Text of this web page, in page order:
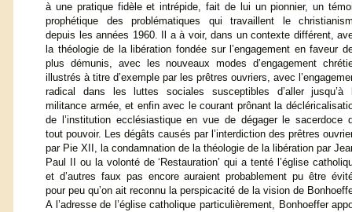
à une pratique fidèle et intrépide, fait de lui un pionnier, un
prophétique des problématiques qui travaillent le
depuis les années 1960. Il a à voir, dans un contexte différent,
la théologie de la libération fondée sur l’engagement en faveur
plus démunis, avec les nouveaux modes d’engagement
illustrés à titre d’exemple par les prêtres ouvriers, avec
radical dans les luttes sociales susceptibles d’aller jusqu’à
militance armée, et enfin avec le courant prônant la
de l’institution ecclésiastique en vue de dégager le sacerdoce
tout pouvoir. Les dégâts causés par l’interdiction des prêtres
par Pie XII, la condamnation de la théologie de la libération par
Paul II ou la volonté de ‘Restauration’ qui a tenté l’église
et d’autres faux pas encore auraient probablement pu être
pour peu qu’on ait reconnu la perspicacité de la vision de
A l’adresse de l’église catholique particulièrement, Bonhoeffer